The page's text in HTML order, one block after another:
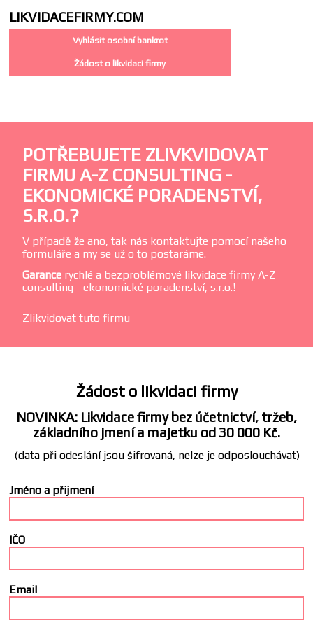
LIKVIDACEFIRMY.COM
Vyhlásit osobní bankrot
Žádost o likvidaci firmy
POTŘEBUJETE ZLIVKVIDOVAT
FIRMU A-Z CONSULTING -
EKONOMICKÉ PORADENSTVÍ,
S.R.O.?
V případě že ano, tak nás kontaktujte pomocí našeho
formuláře a my se už o to postaráme.
Garance rychlé a bezproblémové likvidace firmy A-Z
consulting - ekonomické poradenství, s.r.o.!
Zlikvidovat tuto firmu
Žádost o likvidaci firmy
NOVINKA: Likvidace firmy bez účetnictví, tržeb,
základního jmení a majetku od 30 000 Kč.
(data při odeslání jsou šifrovaná, nelze je odposlouchávat)
Jméno a přijmení
IČO
Email